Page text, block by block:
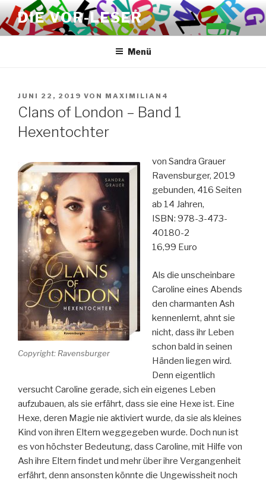
Zum
Inhalt
springen
DIE VOR-LESER
Menü
VERÖFFENTLICHT
AM
JUNI 22, 2019 VON MAXIMILIAN4
Clans of London – Band 1
Hexentochter
Copyright: Ravensburger
von Sandra Grauer
Ravensburger, 2019
gebunden, 416 Seiten
ab 14 Jahren,
ISBN: 978-3-473-
40180-2
16,99 Euro
Als die unscheinbare
Caroline eines Abends
den charmanten Ash
kennenlernt, ahnt sie
nicht, dass ihr Leben
schon bald in seinen
Händen liegen wird.
Denn eigentlich
versucht Caroline gerade, sich ein eigenes Leben
aufzubauen, als sie erfährt, dass sie eine Hexe ist. Eine
Hexe, deren Magie nie aktiviert wurde, da sie als kleines
Kind von ihren Eltern weggegeben wurde. Doch nun ist
es von höchster Bedeutung, dass Caroline, mit Hilfe von
Ash ihre Eltern findet und mehr über ihre Vergangenheit
erfährt, denn ansonsten könnte die Ungewissheit noch